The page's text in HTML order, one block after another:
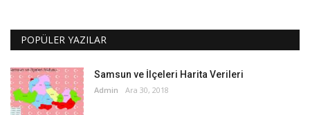
POPÜLER YAZILAR
Samsun ve İlçeleri Harita Verileri
Admin Ara 30, 2018